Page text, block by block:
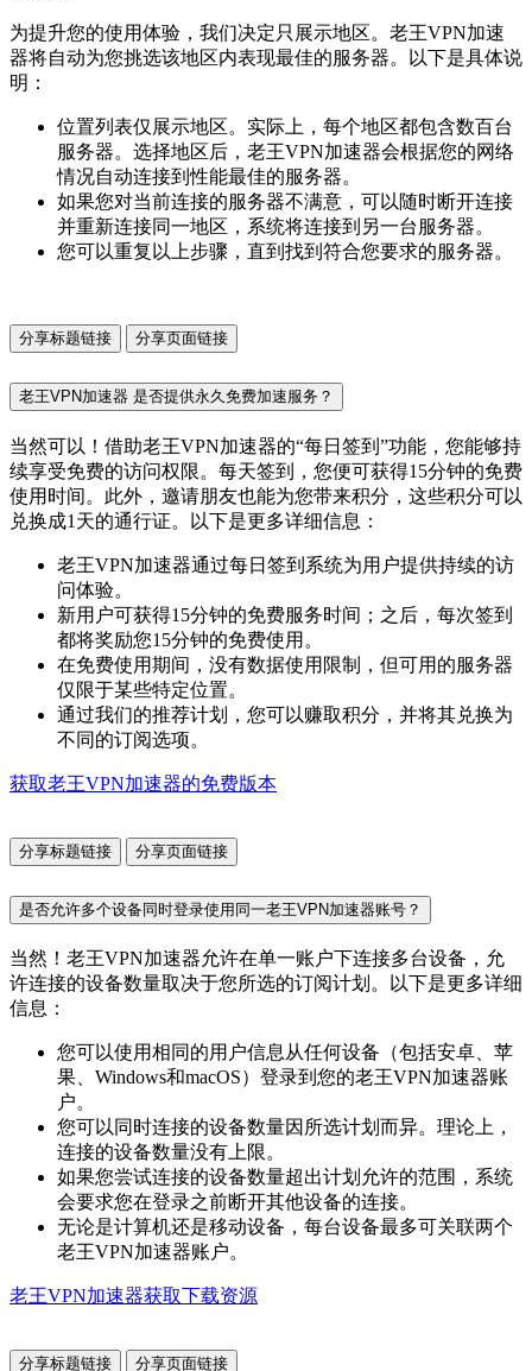
为提升您的使用体验，我们决定只展示地区。老王VPN加速
器将自动为您挑选该地区内表现最佳的服务器。以下是具体说
明：
位置列表仅展示地区。实际上，每个地区都包含数百台
服务器。选择地区后，老王VPN加速器会根据您的网络
情况自动连接到性能最佳的服务器。
如果您对当前连接的服务器不满意，可以随时断开连接
并重新连接同一地区，系统将连接到另一台服务器。
您可以重复以上步骤，直到找到符合您要求的服务器。
分享标题链接 分享页面链接
老王VPN加速器 是否提供永久免费加速服务？
当然可以！借助老王VPN加速器的“每日签到”功能，您能够持
续享受免费的访问权限。每天签到，您便可获得15分钟的免费
使用时间。此外，邀请朋友也能为您带来积分，这些积分可以
兑换成1天的通行证。以下是更多详细信息：
老王VPN加速器通过每日签到系统为用户提供持续的访
问体验。
新用户可获得15分钟的免费服务时间；之后，每次签到
都将奖励您15分钟的免费使用。
在免费使用期间，没有数据使用限制，但可用的服务器
仅限于某些特定位置。
通过我们的推荐计划，您可以赚取积分，并将其兑换为
不同的订阅选项。
获取老王VPN加速器的免费版本
分享标题链接 分享页面链接
是否允许多个设备同时登录使用同一老王VPN加速器账号？
当然！老王VPN加速器允许在单一账户下连接多台设备，允
许连接的设备数量取决于您所选的订阅计划。以下是更多详细
信息：
您可以使用相同的用户信息从任何设备（包括安卓、苹
果、Windows和macOS）登录到您的老王VPN加速器账
户。
您可以同时连接的设备数量因所选计划而异。理论上，
连接的设备数量没有上限。
如果您尝试连接的设备数量超出计划允许的范围，系统
会要求您在登录之前断开其他设备的连接。
无论是计算机还是移动设备，每台设备最多可关联两个
老王VPN加速器账户。
老王VPN加速器获取下载资源
分享标题链接 分享页面链接